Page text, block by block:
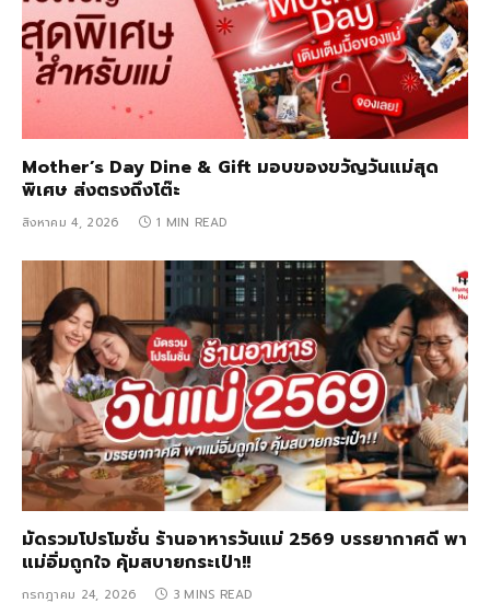
Mother’s Day Dine & Gift มอบของขวัญวันแม่สุด
พิเศษ ส่งตรงถึงโต๊ะ
สิงหาคม 4, 2026 1 MIN READ
มัดรวมโปรโมชั่น ร้านอาหารวันแม่ 2569 บรรยากาศดี พา
แม่อิ่มถูกใจ คุ้มสบายกระเป๋า!!
กรกฎาคม 24, 2026 3 MINS READ